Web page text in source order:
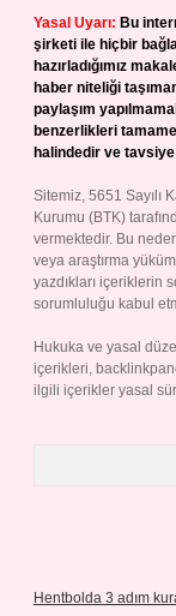
Yasal Uyarı: Bu
şirketi ile hiçbir
hazırladığımız
haber niteliği
paylaşım
benzerlikleri
halindedir ve
Sitemiz, 5651 Sayılı
Kurumu (BTK)
vermektedir. Bu
veya araştırma
yazdıkları içeriklerin
sorumluluğu kabul
Hukuka ve yasal
içerikleri,
ilgili içerikler yasal
Hentbolda 3 adım